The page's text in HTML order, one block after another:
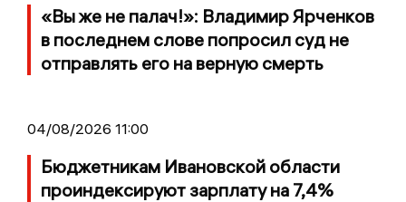
«Вы же не палач!»: Владимир Ярченков
в последнем слове попросил суд не
отправлять его на верную смерть
04/08/2026 11:00
Бюджетникам Ивановской области
проиндексируют зарплату на 7,4%